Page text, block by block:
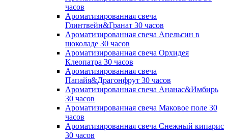
часов
Ароматизированная свеча
Глинтвейн&Гранат 30 часов
Ароматизированная свеча Апельсин в
шоколаде 30 часов
Ароматизированная свеча Орхидея
Клеопатра 30 часов
Ароматизированная свеча
Папайя&Драгонфрут 30 часов
Ароматизированная свеча Ананас&Имбирь
30 часов
Ароматизированная свеча Маковое поле 30
часов
Ароматизированная свеча Снежный кипарис
30 часов